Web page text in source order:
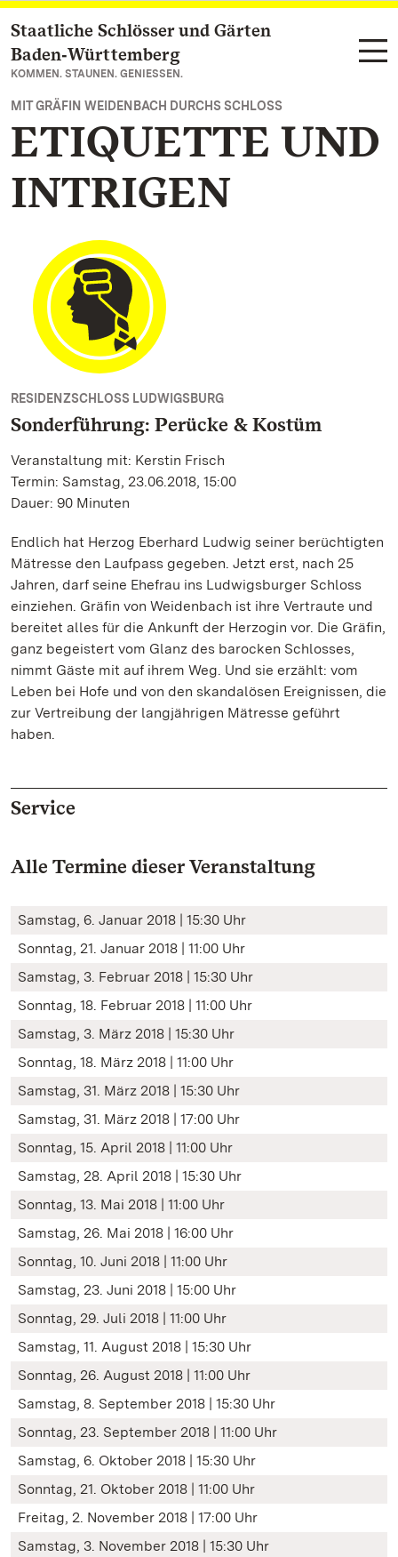
Zum Hauptinhalt springen
Staatliche Schlösser und Gärten
Baden‑Württemberg
KOMMEN. STAUNEN. GENIESSEN.
MIT GRÄFIN WEIDENBACH DURCHS SCHLOSS
ETIQUETTE UND
INTRIGEN
RESIDENZSCHLOSS LUDWIGSBURG
Sonderführung: Perücke & Kostüm
Veranstaltung mit: Kerstin Frisch
Termin: Samstag, 23.06.2018, 15:00
Dauer: 90 Minuten
Endlich hat Herzog Eberhard Ludwig seiner berüchtigten
Mätresse den Laufpass gegeben. Jetzt erst, nach 25
Jahren, darf seine Ehefrau ins Ludwigsburger Schloss
einziehen. Gräfin von Weidenbach ist ihre Vertraute und
bereitet alles für die Ankunft der Herzogin vor. Die Gräfin,
ganz begeistert vom Glanz des barocken Schlosses,
nimmt Gäste mit auf ihrem Weg. Und sie erzählt: vom
Leben bei Hofe und von den skandalösen Ereignissen, die
zur Vertreibung der langjährigen Mätresse geführt
haben.
Service
Alle Termine dieser Veranstaltung
Samstag, 6. Januar 2018 | 15:30 Uhr
Sonntag, 21. Januar 2018 | 11:00 Uhr
Samstag, 3. Februar 2018 | 15:30 Uhr
Sonntag, 18. Februar 2018 | 11:00 Uhr
Samstag, 3. März 2018 | 15:30 Uhr
Sonntag, 18. März 2018 | 11:00 Uhr
Samstag, 31. März 2018 | 15:30 Uhr
Samstag, 31. März 2018 | 17:00 Uhr
Sonntag, 15. April 2018 | 11:00 Uhr
Samstag, 28. April 2018 | 15:30 Uhr
Sonntag, 13. Mai 2018 | 11:00 Uhr
Samstag, 26. Mai 2018 | 16:00 Uhr
Sonntag, 10. Juni 2018 | 11:00 Uhr
Samstag, 23. Juni 2018 | 15:00 Uhr
Sonntag, 29. Juli 2018 | 11:00 Uhr
Samstag, 11. August 2018 | 15:30 Uhr
Sonntag, 26. August 2018 | 11:00 Uhr
Samstag, 8. September 2018 | 15:30 Uhr
Sonntag, 23. September 2018 | 11:00 Uhr
Samstag, 6. Oktober 2018 | 15:30 Uhr
Sonntag, 21. Oktober 2018 | 11:00 Uhr
Freitag, 2. November 2018 | 17:00 Uhr
Samstag, 3. November 2018 | 15:30 Uhr